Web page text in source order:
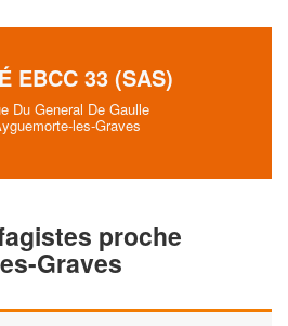
EBCC 33 (SAS)
Du General De Gaulle
les-Graves
proche
Graves